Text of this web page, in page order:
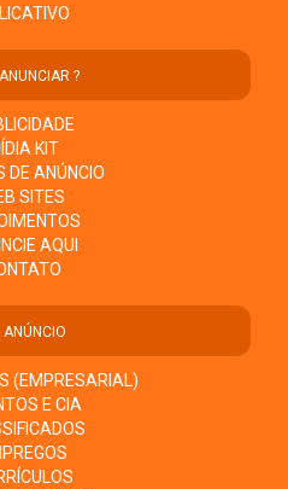
?
KIT
DE ANÚNCIO
SITES
AQUI
ANÚNCIO
(EMPRESARIAL)
E CIA